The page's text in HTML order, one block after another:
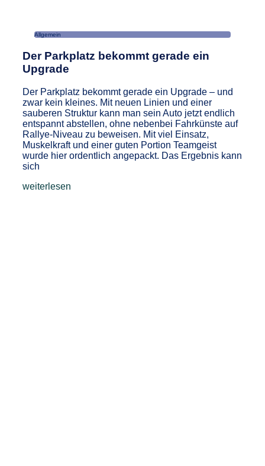
Allgemein
Der Parkplatz bekommt gerade ein
Upgrade
Der Parkplatz bekommt gerade ein Upgrade – und
zwar kein kleines. Mit neuen Linien und einer
sauberen Struktur kann man sein Auto jetzt endlich
entspannt abstellen, ohne nebenbei Fahrkünste auf
Rallye-Niveau zu beweisen. Mit viel Einsatz,
Muskelkraft und einer guten Portion Teamgeist
wurde hier ordentlich angepackt. Das Ergebnis kann
sich
weiterlesen